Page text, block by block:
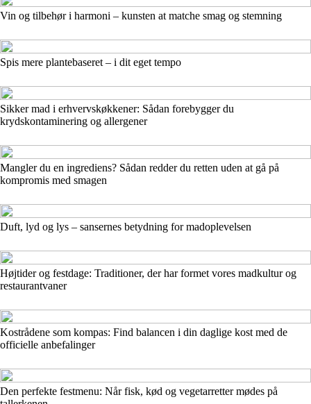
Vin og tilbehør i harmoni – kunsten at matche smag og stemning
Spis mere plantebaseret – i dit eget tempo
Sikker mad i erhvervskøkkener: Sådan forebygger du
krydskontaminering og allergener
Mangler du en ingrediens? Sådan redder du retten uden at gå på
kompromis med smagen
Duft, lyd og lys – sansernes betydning for madoplevelsen
Højtider og festdage: Traditioner, der har formet vores madkultur og
restaurantvaner
Kostrådene som kompas: Find balancen i din daglige kost med de
officielle anbefalinger
Den perfekte festmenu: Når fisk, kød og vegetarretter mødes på